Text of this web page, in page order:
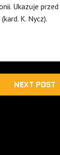
Ukazuje przed
K. Nycz).
NEXT POST